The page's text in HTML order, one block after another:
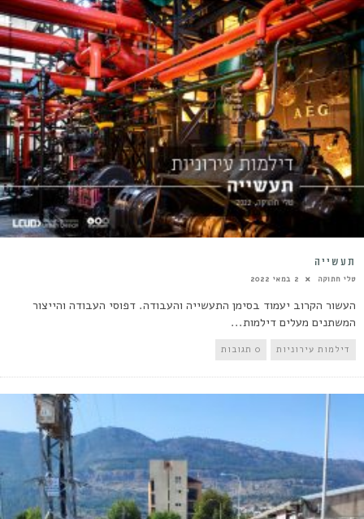
תעשייה
טלי חתוקה 2 במאי 2022
העשור הקרוב יעמוד בסימן התעשייה והעבודה. דפוסי העבודה והייצור
המשתנים מעלים דילמות...
דילמות עירוניות 0 תגובות